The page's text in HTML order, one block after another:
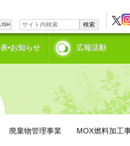
検索
•お知らせ 広報活動
廃棄物管理事業 MOX燃料加工